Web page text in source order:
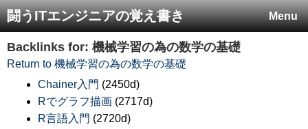
Menu
闘うITエンジニアの覚え書き
Backlinks for: 機械学習の為の数学の基礎
Return to 機械学習の為の数学の基礎
Chainer入門 (2450d)
Rでグラフ描画 (2717d)
R言語入門 (2720d)